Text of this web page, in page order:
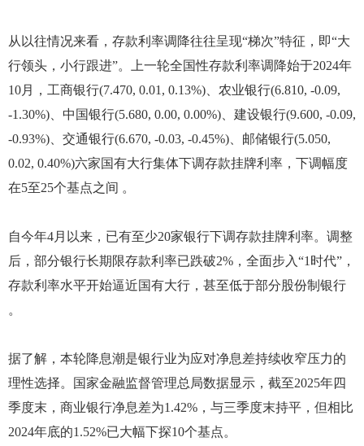
从以往情况来看，存款利率调降往往呈现“梯次”特征，即“大
行领头，小行跟进”。上一轮全国性存款利率调降始于2024年
10月，工商银行(7.470, 0.01, 0.13%)、农业银行(6.810, -0.09,
-1.30%)、中国银行(5.680, 0.00, 0.00%)、建设银行(9.600, -0.09,
-0.93%)、交通银行(6.670, -0.03, -0.45%)、邮储银行(5.050,
0.02, 0.40%)六家国有大行集体下调存款挂牌利率，下调幅度
在5至25个基点之间 。
自今年4月以来，已有至少20家银行下调存款挂牌利率。调整
后，部分银行长期限存款利率已跌破2%，全面步入“1时代”，
存款利率水平开始逼近国有大行，甚至低于部分股份制银行
。
据了解，本轮降息潮是银行业为应对净息差持续收窄压力的
理性选择。国家金融监督管理总局数据显示，截至2025年四
季度末，商业银行净息差为1.42%，与三季度末持平，但相比
2024年底的1.52%已大幅下探10个基点。